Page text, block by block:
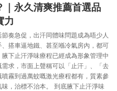
永久清爽推薦首選品
力
奏急促，出汗同體味問題成為唔少人
搭車逼地鐵、甚至喺冷氣房內，都可
下止汗淨味療程已經成為形象管理中
求，市面上聲稱可以「止汗」、「去
霧到過萬蚊嘅激光療程都有，質素參
，治標不治本。 到底腋下止汗淨味